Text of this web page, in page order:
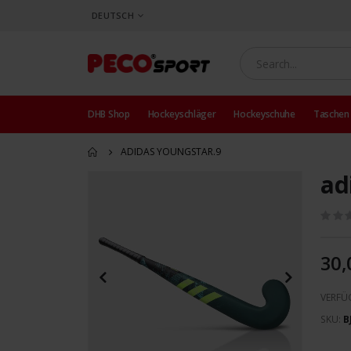
SPRACHE
DEUTSCH
DHB Shop Hockeyschläger Hockeyschuhe Taschen
ADIDAS YOUNGSTAR.9
Bildergalerie
springen
SKU